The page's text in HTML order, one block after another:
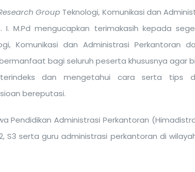
Group Teknologi, Komunikasi dan
I. M.Pd mengucapkan terimakasih kepada
Komunikasi dan Administrasi Perkantoran
bagi seluruh peserta khususnya agar
dan mengetahui cara serta tips
bereputasi.
Pendidikan Administrasi Perkantoran
S3 serta guru administrasi perkantoran di